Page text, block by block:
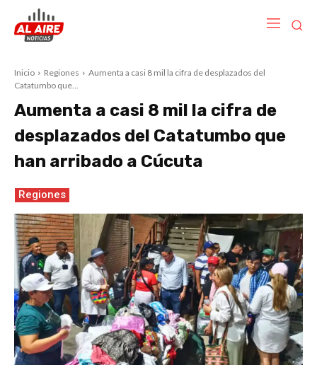
Inicio Regiones
Aumenta a casi 8 mil la cifra de desplazados del
Catatumbo que...
Aumenta a casi 8 mil la cifra de
desplazados del Catatumbo que
han arribado a Cúcuta
Regiones